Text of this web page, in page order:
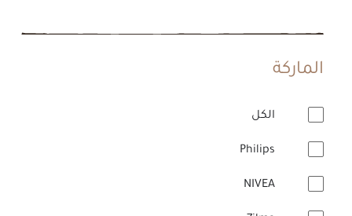
الماركة
الكل
NIVEA